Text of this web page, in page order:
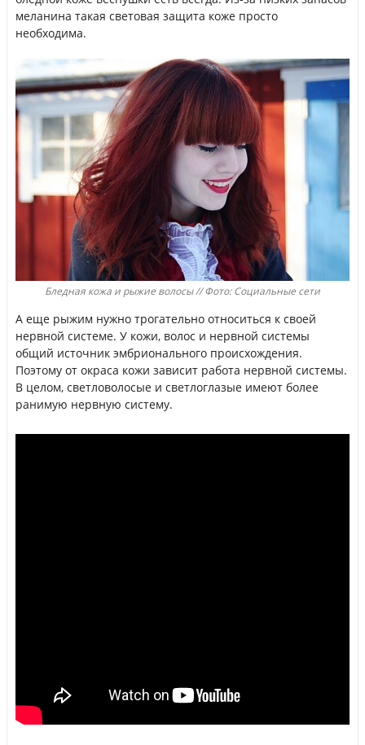
меланина такая световая защита коже просто
необходима.
Бледная кожа и рыжие волосы // Фото: Социальные сети
А еще рыжим нужно трогательно относиться к своей
нервной системе. У кожи, волос и нервной системы
общий источник эмбрионального происхождения.
Поэтому от окраса кожи зависит работа нервной системы.
В целом, светловолосые и светлоглазые имеют более
ранимую нервную систему.